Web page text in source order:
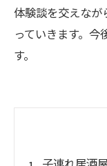
体験談を交えな
っていきます。
す。